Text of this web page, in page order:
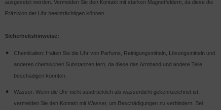
ausgesetzt werden. Vermeiden Sie den Kontakt mit starken Magnetfeldern, da diese die
Präzision der Uhr beeinträchtigen können.
Sicherheitshinweise:
Chemikalien: Halten Sie die Uhr von Parfums, Reinigungsmitteln, Lösungsmitteln und
anderen chemischen Substanzen fern, da diese das Armband und andere Teile
beschädigen könnten.
Wasser: Wenn die Uhr nicht ausdrücklich als wasserdicht gekennzeichnet ist,
vermeiden Sie den Kontakt mit Wasser, um Beschädigungen zu verhindern. Bei